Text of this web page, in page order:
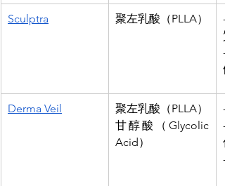
Sculptra 聚左乳酸（PLLA）
Derma Veil
聚左乳酸（PLLA）
甘醇酸（Glycolic
Acid）